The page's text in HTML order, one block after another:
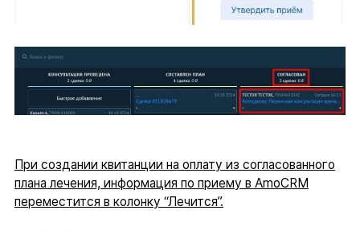
При создании квитанции на оплату из согласованного
плана лечения, информация по приему в AmoCRM
переместится в колонку “Лечится”.